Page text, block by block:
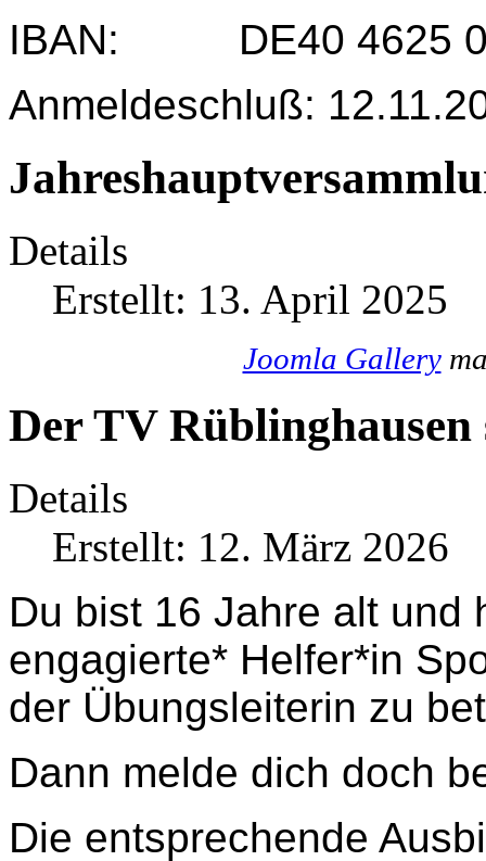
IBAN: DE40 4625
Anmeldeschluß:
Details
Erstellt: 13. April 2025
Joomla Gallery
Der TV
Details
Erstellt: 12. März 2026
Du bist 16 Jahre alt und
engagierte* Helfer*in
der Übungsleiterin zu
Dann melde dich doch
Die entsprechende